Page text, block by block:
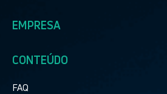
EMPRESA
CONTEÚDO
FAQ